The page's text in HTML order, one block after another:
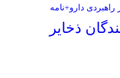
ذخایر